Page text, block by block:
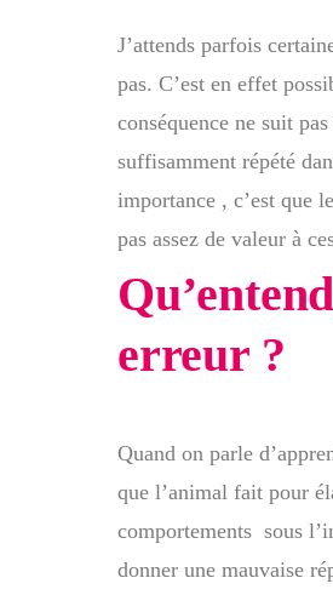
J’attends parfois
pas. C’est en effet
conséquence ne suit
suffisamment répété
importance , c’est que
pas assez de valeur à
erreur ?
Quand on parle
que l’animal fait pour
comportements sous
donner une mauvaise